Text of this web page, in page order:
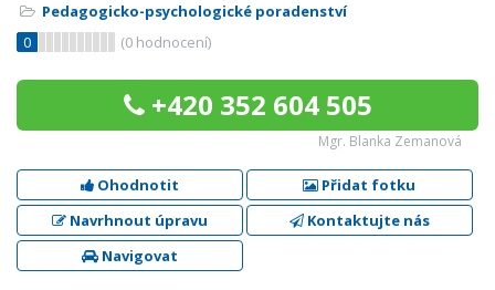
Pedagogicko-psychologické poradenství
0
(0 hodnocení)
+420 352 604 505
Mgr. Blanka Zemanová
Ohodnotit
Přidat fotku
Navrhnout úpravu
Kontaktujte nás
Navigovat